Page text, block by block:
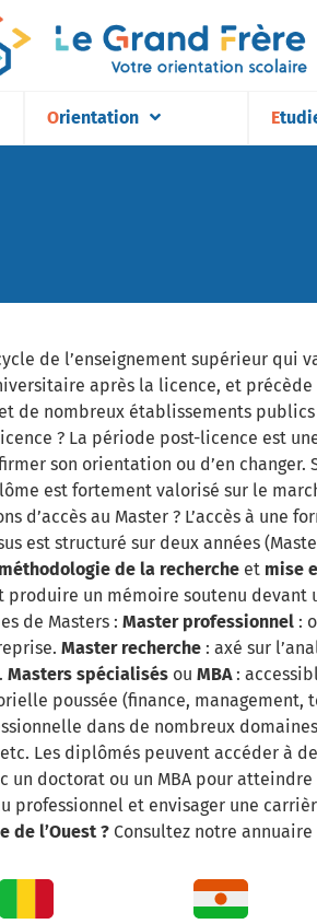
Orientation
de l’enseignement supérieur qui
après la licence, et précède
de nombreux établissements
? La période post-licence est
son orientation ou d’en changer.
est fortement valorisé sur le
au Master ? L’accès à une
est structuré sur deux années
de la recherche et mise
produire un mémoire soutenu devant
de Masters : Master professionnel :
Master recherche : axé sur
Masters spécialisés ou MBA:
poussée (finance, management,
dans de nombreux
Les diplômés peuvent accéder à
doctorat ou un MBA pour
et envisager une
de l’Ouest ? Consultez notre